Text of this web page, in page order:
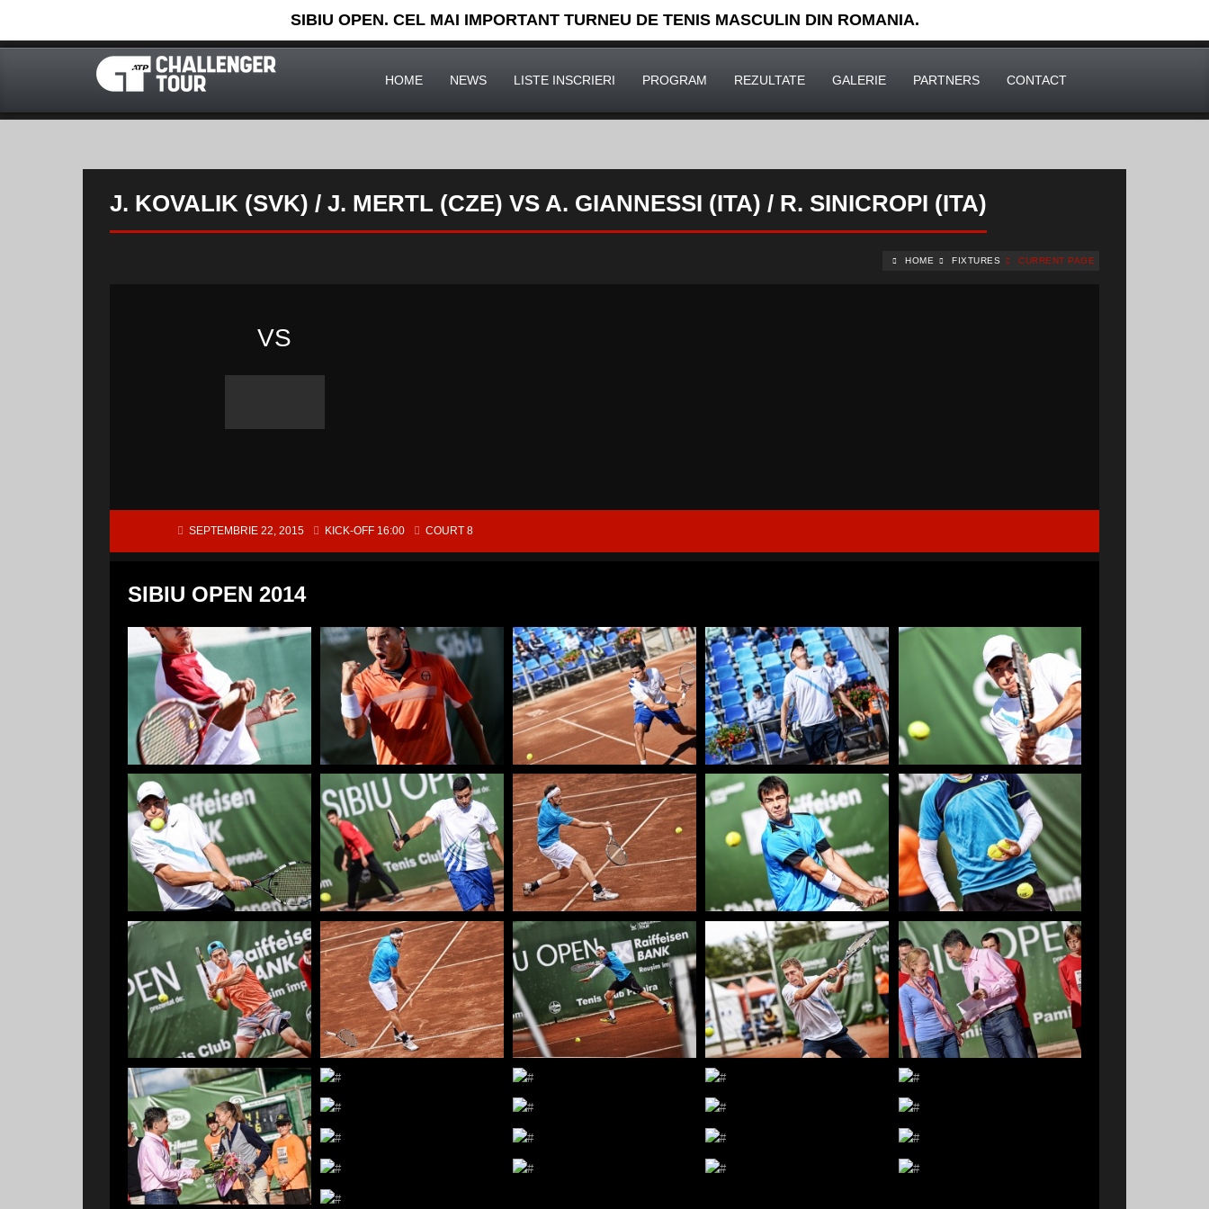
SIBIU OPEN. CEL MAI IMPORTANT TURNEU DE TENIS MASCULIN DIN ROMANIA.
HOME NEWS LISTE INSCRIERI PROGRAM REZULTATE GALERIE PARTNERS CONTACT
J. KOVALIK (SVK) / J. MERTL (CZE) VS A. GIANNESSI (ITA) / R. SINICROPI (ITA)
HOME FIXTURES CURRENT PAGE
VS
SEPTEMBRIE 22, 2015 KICK-OFF 16:00 COURT 8
SIBIU OPEN 2014